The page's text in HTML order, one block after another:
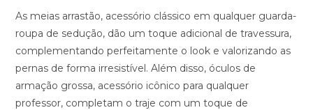
As meias arrastão, acessório clássico em qualquer guarda-
roupa de sedução, dão um toque adicional de travessura,
complementando perfeitamente o look e valorizando as
pernas de forma irresistível. Além disso, óculos de
armação grossa, acessório icônico para qualquer
professor, completam o traje com um toque de